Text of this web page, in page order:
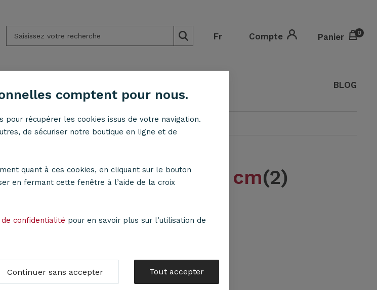
Fr Panier 0
0
Compte
BLOG
Club gris D58 cm Avis sur Suspension Club gris D58 cm
Club gris D58 cm(2)
Club gris D58 cm
cm
comptent pour nous.
pour récupérer les cookies issus de votre navigation.
de sécuriser notre boutique en ligne et de
quant à ces cookies, en cliquant sur le bouton
en fermant cette fenêtre à l’aide de la croix
confidentialité pour en savoir plus sur l’utilisation de
Continuer sans accepter Tout accepter